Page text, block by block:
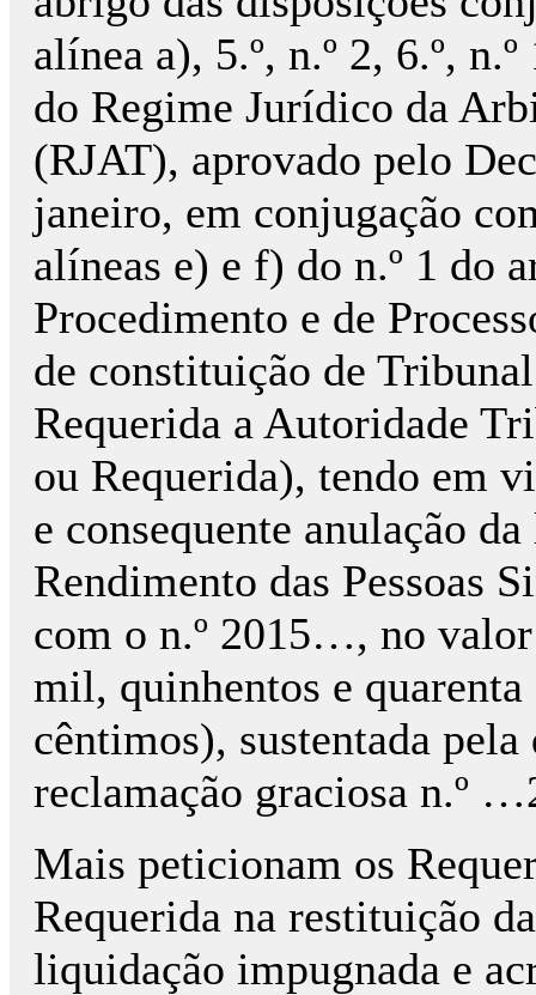
alínea a), 5.º, n.º 2, 6.º,
do Regime Jurídico da
(RJAT), aprovado pelo
janeiro, em conjugação
alíneas e) e f) do n.º 1 do
Procedimento e de
de constituição de
Requerida a Autoridade
ou Requerida), tendo em
e consequente anulação
Rendimento das Pessoas
com o n.º 2015…, no
mil, quinhentos e
cêntimos), sustentada
reclamação graciosa n.º
Mais peticionam os
Requerida na restituição
liquidação impugnada e